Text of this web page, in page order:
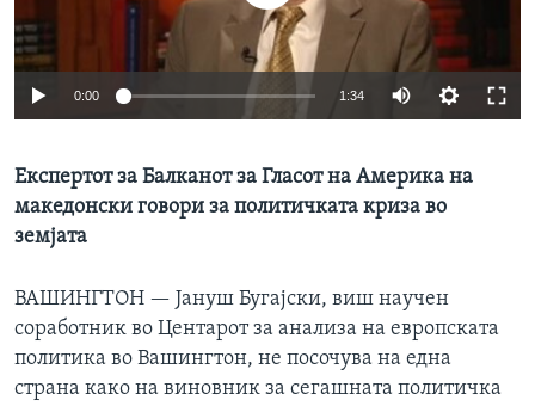
ИНТЕРВЈУА
0:00 1:34
Експертот за Балканот за Гласот на Америка на
македонски говори за политичката криза во
земјата
ВАШИНГТОН — Јануш Бугајски, виш научен
соработник во Центарот за анализа на европската
политика во Вашингтон, не посочува на една
страна како на виновник за сегашната политичка